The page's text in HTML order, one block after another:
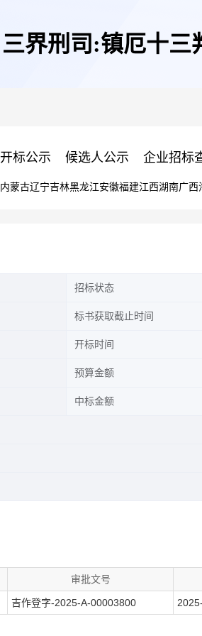
三界刑司:镇厄十三
开标公示 候选人公示 企业招标
内蒙古辽宁吉林黑龙江安徽福建江西湖南广西
招标状态
标书获取截止时间
开标时间
预算金额
中标金额
审批文号
吉作登字-2025-A-00003800